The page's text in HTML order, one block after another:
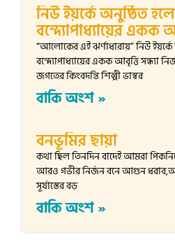
নিউ ইয়র্কে অনুষ্ঠিত
বন্দ্যোপাধ্যায়ের একক
“আলোকের এই ঝর্ণাধারায়” নিউ
বন্দ্যোপাধ্যায়ের একক আবৃত্তি সন্ধ্যা
জগতের কিংবদন্তি শিল্পী ভাস্বর
বাকি অংশ »
বনভূমির ছায়া
কথা ছিল তিনদিন বাদেই আমরা
আরও গভীর নির্জন বনে আগুন
সূর্যাস্তের বড়
বাকি অংশ »